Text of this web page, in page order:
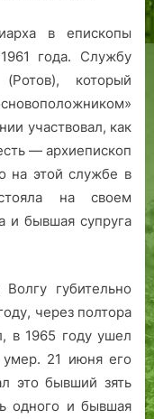
в епископы
года. Службу
который
участвовал, как
— архиепископ
на этой службе в
на своем
и бывшая супруга
губительно
через полтора
в 1965 году ушел
21 июня его
это бывший зять
одного и бывшая